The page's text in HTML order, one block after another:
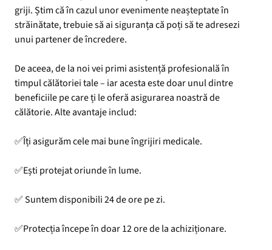
griji. Știm că în cazul unor evenimente neașteptate în
străinătate, trebuie să ai siguranța că poți să te adresezi
unui partener de încredere.
De aceea, de la noi vei primi asistență profesională în
timpul călătoriei tale – iar acesta este doar unul dintre
beneficiile pe care ți le oferă asigurarea noastră de
călătorie. Alte avantaje includ:
✅Îți asigurăm cele mai bune îngrijiri medicale.
✅Ești protejat oriunde în lume.
✅ Suntem disponibili 24 de ore pe zi.
✅Protecția începe în doar 12 ore de la achiziționare.